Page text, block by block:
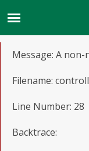
A PHP Error was
Message: A
Filename:
Line Number: 28
Backtrace: